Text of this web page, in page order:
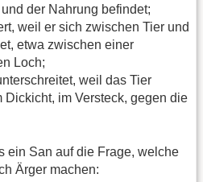
der Nahrung befindet;
weil er sich zwischen Tier und
etwa zwischen einer
Loch;
weil das Tier
Dickicht, im Versteck, gegen die
ein San auf die Frage, welche
Ärger machen: